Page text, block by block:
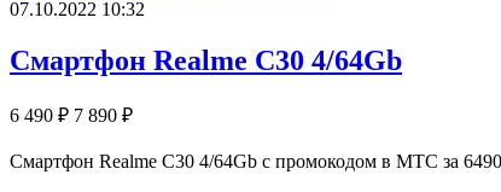
07.10.2022 10:32
Смартфон Realme C30 4/64Gb
6 490 ₽ 7 890 ₽
Смартфон Realme C30 4/64Gb с промокодом в МТС за